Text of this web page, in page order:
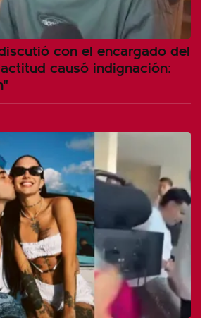
con el encargado del
causó indignación: